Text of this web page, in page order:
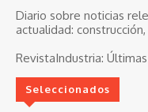
Diario sobre noticias
actualidad:
RevistaIndustria:
Seleccionados